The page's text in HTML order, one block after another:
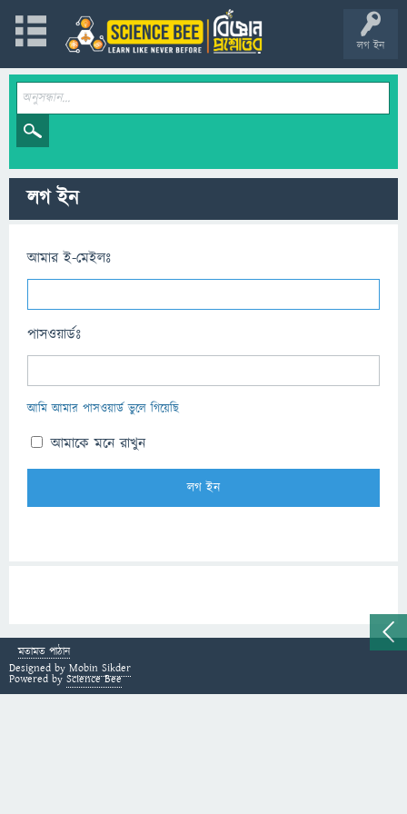
লগ ইন
লগ ইন
আমার ই-মেইলঃ
পাসওয়ার্ডঃ
আমি আমার পাসওয়ার্ড ভুলে গিয়েছি
আমাকে মনে রাখুন
মতামত পাঠান
Designed by Mobin Sikder
Powered by Science Bee